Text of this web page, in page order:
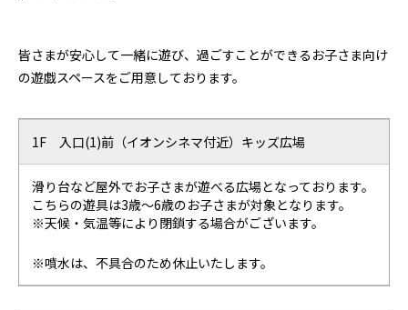
皆さまが安心して一緒に遊び、過ごすことができるお子さま向け
の遊戯スペースをご用意しております。
1F 入口(1)前（イオンシネマ付近）キッズ広場
滑り台など屋外でお子さまが遊べる広場となっております。
こちらの遊具は3歳～6歳のお子さまが対象となります。
※天候・気温等により閉鎖する場合がございます。
※噴水は、不具合のため休止いたします。